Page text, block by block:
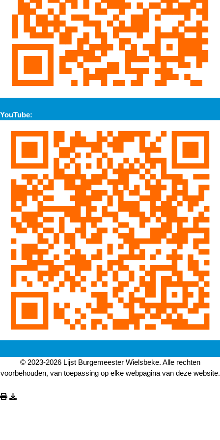
YouTube:
© 2023-2026 Lijst Burgemeester Wielsbeke. Alle rechten
voorbehouden, van toepassing op elke webpagina van deze website.